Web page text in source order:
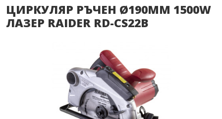
ЦИРКУЛЯР РЪЧЕН Ø190MM 1500W
ЛАЗЕР RAIDER RD-CS22B